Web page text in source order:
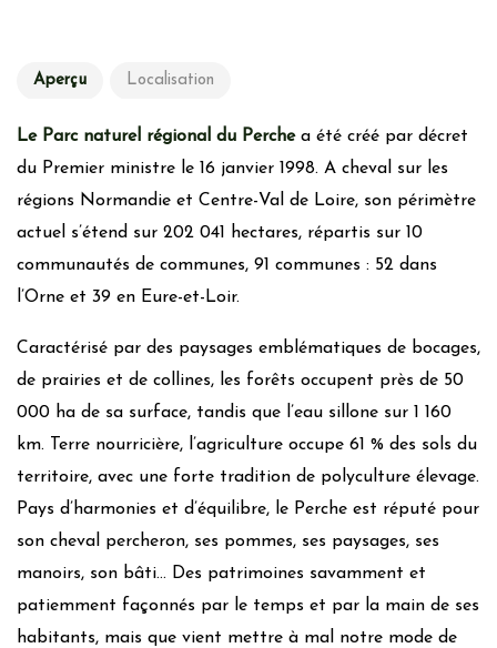
Aperçu Localisation
Le Parc naturel régional du Perchea été créé par décret
du Premier ministre le 16 janvier 1998. A cheval sur les
régions Normandie et Centre-Val de Loire, son périmètre
actuel s’étend sur 202 041 hectares, répartis sur 10
communautés de communes, 91 communes : 52 dans
l’Orne et 39 en Eure-et-Loir.
Caractérisé par des paysages emblématiques de bocages,
de prairies et de collines, les forêts occupent près de 50
000 ha de sa surface, tandis que l’eau sillone sur 1 160
km. Terre nourricière, l’agriculture occupe 61 % des sols du
territoire, avec une forte tradition de polyculture élevage.
Pays d’harmonies et d’équilibre, le Perche est réputé pour
son cheval percheron, ses pommes, ses paysages, ses
manoirs, son bâti… Des patrimoines savamment et
patiemment façonnés par le temps et par la main de ses
habitants, mais que vient mettre à mal notre mode de